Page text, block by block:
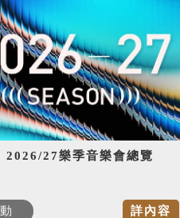
2026/27樂季音樂會總覽
詳內容